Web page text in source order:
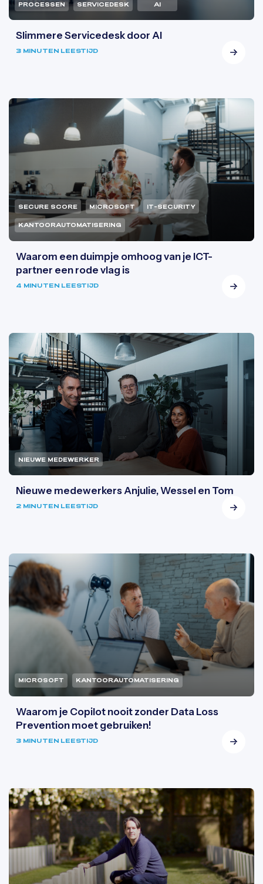
PROCESSEN SERVICEDESK AI
Slimmere Servicedesk door AI
3 MINUTEN LEESTIJD
SECURE SCORE MICROSOFT IT-SECURITY
KANTOORAUTOMATISERING
Waarom een duimpje omhoog van je ICT-
partner een rode vlag is
4 MINUTEN LEESTIJD
NIEUWE MEDEWERKER
Nieuwe medewerkers Anjulie, Wessel en Tom
2 MINUTEN LEESTIJD
MICROSOFT KANTOORAUTOMATISERING
Waarom je Copilot nooit zonder Data Loss
Prevention moet gebruiken!
3 MINUTEN LEESTIJD